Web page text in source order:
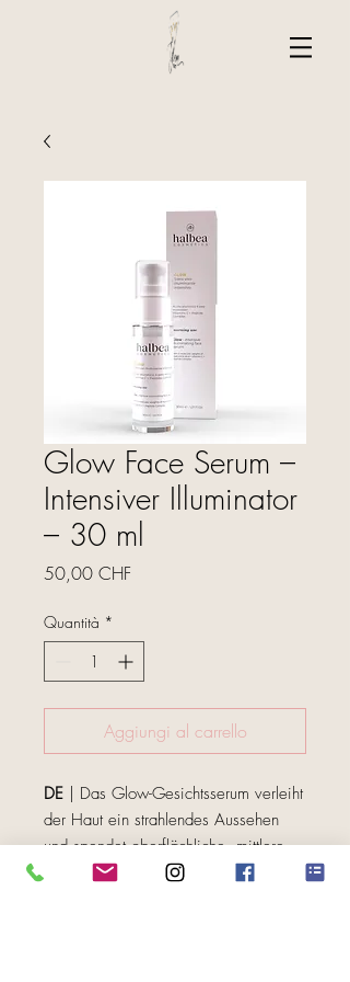
Glow Face Serum –
Intensiver Illuminator
– 30 ml
50,00 CHFPrezzo
Quantità *
Aggiungi al carrello
DE | Das Glow-Gesichtsserum verleiht
der Haut ein strahlendes Aussehen
und spendet oberflächliche, mittlere
und tiefe Feuchtigkeit.